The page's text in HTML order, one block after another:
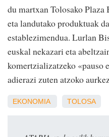
du martxan Tolosako
eta landutako produktuak
establezimendua. Lurlan
euskal nekazari eta
komertzializatzeko «pauso
adierazi zuten atzoko
EKONOMIA TOLOSA